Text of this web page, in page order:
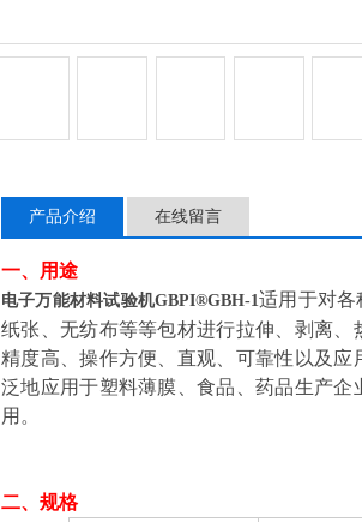
产品介绍 在线留言
一、用途
电子万能材料试验机GBPI®GBH-1适用于对各
纸张、无纺布等等包材进行拉伸、剥离
精度高、操作方便、直观、可靠性以及
泛地应用于塑料薄膜、食品、药品生产
用。
二、规格